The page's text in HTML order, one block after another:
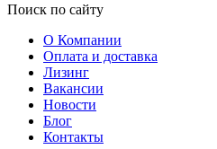
Поиск по сайту
О Компании
Оплата и доставка
Лизинг
Вакансии
Новости
Блог
Контакты